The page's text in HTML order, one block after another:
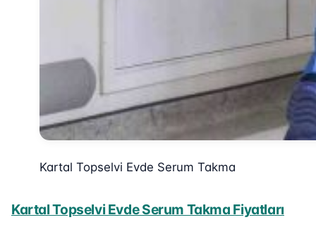
Kartal Topselvi Evde Serum Takma
Kartal Topselvi Evde Serum Takma Fiyatları